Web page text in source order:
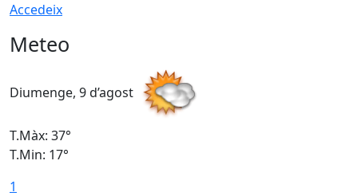
Accedeix
Meteo
Diumenge, 9 d’agost
T.Màx: 37°
T.Min: 17°
1